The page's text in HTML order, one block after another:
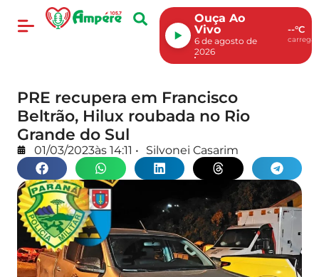
Ouça Ao
Vivo
6 de agosto de
2026
--°C
PRE recupera em Francisco
Beltrão, Hilux roubada no Rio
Grande do Sul
01/03/2023às 14:11 • Silvonei Casarim